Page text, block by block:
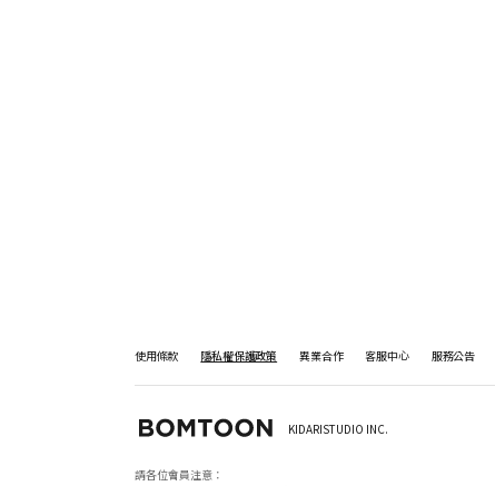
使用條款 隱私權保護政策 異業合作 客服中心 服務公告
KIDARISTUDIO INC.
請各位會員注意：